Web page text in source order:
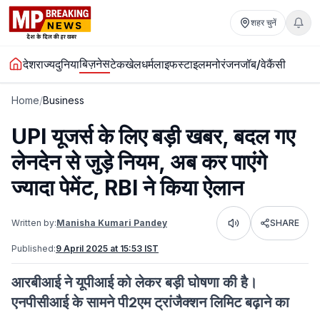
शहर चुनें
देशराज्यदुनियाबिज़नेसटेकखेलधर्मलाइफस्टाइलमनोरंजनजॉब/वेकैंसी
Home/Business
UPI यूजर्स के लिए बड़ी खबर, बदल गए
लेनदेन से जुड़े नियम, अब कर पाएंगे
ज्यादा पेमेंट, RBI ने किया ऐलान
Written by:Manisha Kumari Pandey Listen SHARE
Published:9 April 2025 at 15:53 IST
आरबीआई ने यूपीआई को लेकर बड़ी घोषणा की है।
एनपीसीआई के सामने पी2एम ट्रांजैक्शन लिमिट बढ़ाने का